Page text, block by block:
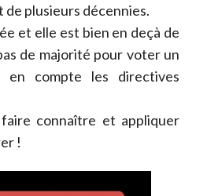
plusieurs décennies.
et elle est bien en deçà de
de majorité pour voter un
en compte les directives
connaître et appliquer
!